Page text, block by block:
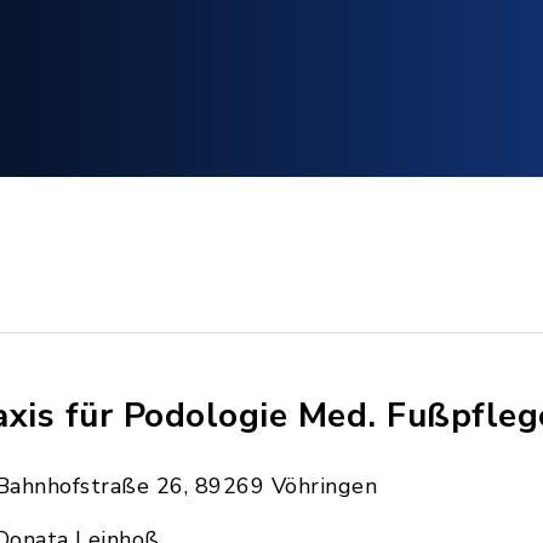
für Podologie Med.
26, 89269 Vöhringen